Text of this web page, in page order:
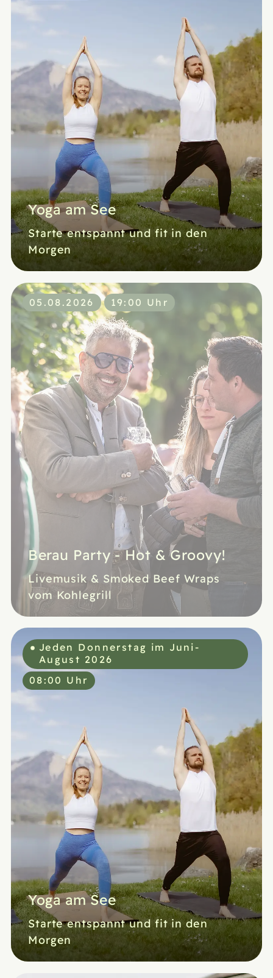
Yoga am See
Starte entspannt und fit in den
Morgen
Berau Party - Hot & Groovy!
Livemusik & Smoked Beef Wraps
vom Kohlegrill
05.08.2026 19:00 Uhr
Yoga am See
Starte entspannt und fit in den
Morgen
Jeden Donnerstag im Juni-
August 2026
08:00 Uhr